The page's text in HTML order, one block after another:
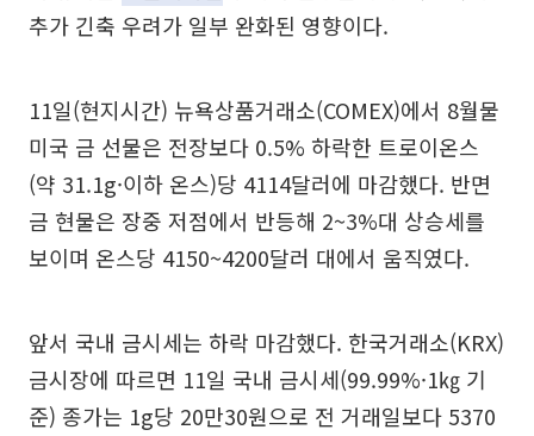
추가 긴축 우려가 일부 완화된 영향이다.
11일(현지시간) 뉴욕상품거래소(COMEX)에서 8월물
미국 금 선물은 전장보다 0.5% 하락한 트로이온스
(약 31.1g·이하 온스)당 4114달러에 마감했다. 반면
금 현물은 장중 저점에서 반등해 2~3%대 상승세를
보이며 온스당 4150~4200달러 대에서 움직였다.
앞서 국내 금시세는 하락 마감했다. 한국거래소(KRX)
금시장에 따르면 11일 국내 금시세(99.99%·1㎏ 기
준) 종가는 1g당 20만30원으로 전 거래일보다 5370